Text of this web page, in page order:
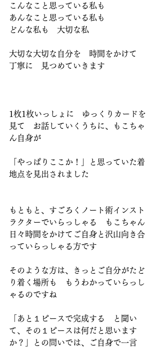
こんなこと思っている私も
あんなこと思っている私も
どんな私も　大切な私
大切な大切な自分を　時間をかけて
丁寧に　見つめていきます
1枚1枚いっしょに　ゆっくりカードを
見て　お話していくうちに、もこちゃ
ん自身が
「やっぱりここか！」と思っていた着
地点を見出されました
もともと、すごろくノート術インスト
ラクターでいらっしゃる　もこちゃん
日々時間をかけてご自身と沢山向き合
っていらっしゃる方です
そのような方は、きっとご自分がたど
り着く場所も　もうわかっていらっし
ゃるのですね
「あと１ピースで完成する　と聞い
て、その１ピースは何だと思います
か？」との問いでは、ご自身で一言